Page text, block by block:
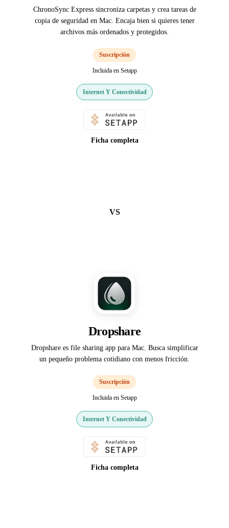
ChronoSync Express sincroniza carpetas y crea tareas de
copia de seguridad en Mac. Encaja bien si quieres tener
archivos más ordenados y protegidos.
Suscripción
Incluida en Setapp
Internet Y Conectividad
Ficha completa
VS
Dropshare
Dropshare es file sharing app para Mac. Busca simplificar
un pequeño problema cotidiano con menos fricción.
Suscripción
Incluida en Setapp
Internet Y Conectividad
Ficha completa